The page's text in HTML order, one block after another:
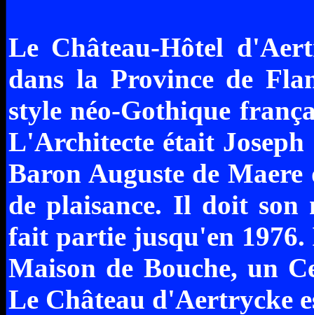
Le Château-Hôtel
dans la Province de
style néo-Gothique
L'Architecte était
Baron Auguste de
de plaisance. Il doit
fait partie jusqu'en
Maison de Bouche, un
Le Château d'Aertrycke